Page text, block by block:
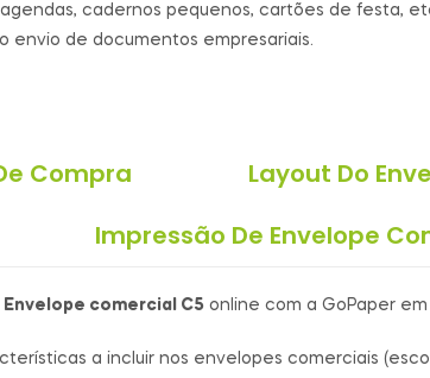
cadernos pequenos, cartões de festa,
envio de documentos empresariais.
Compra Layout Do
Impressão De Envelope
Envelope comercial C5 online com a GoPaper em
a incluir nos envelopes comerciais